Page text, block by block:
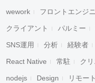
wework フロントエンジ
クライアント パルミー
SNS運用 分析 経験者
React Native 常駐 ク
nodejs Design リモー